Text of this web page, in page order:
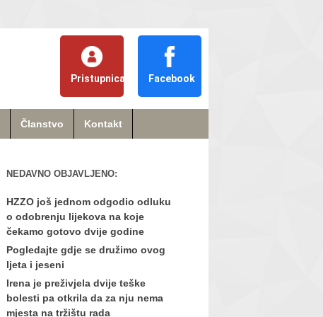
Pristupnica Facebook
Članstvo Kontakt
NEDAVNO OBJAVLJENO:
HZZO još jednom odgodio odluku
o odobrenju lijekova na koje
čekamo gotovo dvije godine
Pogledajte gdje se družimo ovog
ljeta i jeseni
Irena je preživjela dvije teške
bolesti pa otkrila da za nju nema
mjesta na tržištu rada